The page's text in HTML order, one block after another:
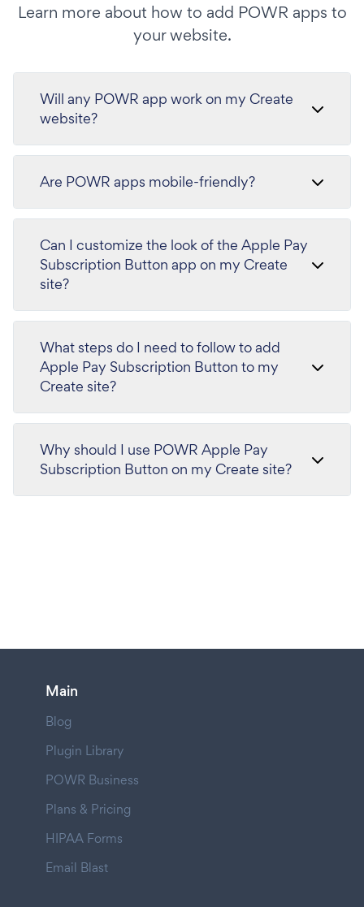
Learn more about how to add POWR apps to
your website.
Will any POWR app work on my Create
website?
Are POWR apps mobile-friendly?
Can I customize the look of the Apple Pay
Subscription Button app on my Create
site?
What steps do I need to follow to add
Apple Pay Subscription Button to my
Create site?
Why should I use POWR Apple Pay
Subscription Button on my Create site?
Main
Blog
Plugin Library
POWR Business
Plans & Pricing
HIPAA Forms
Email Blast